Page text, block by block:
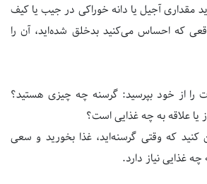
مقداری آجیل یا دانه خوراکی در جیب یا کیف
که احساس می‌کنید بدخلق شده‌اید، آن را
از خود بپرسید: گرسنه چه چیزی هستید؟
یا علاقه به چه غذایی است؟
که وقتی گرسنه‌اید، غذا بخورید و سعی
چه غذایی نیاز دارد.